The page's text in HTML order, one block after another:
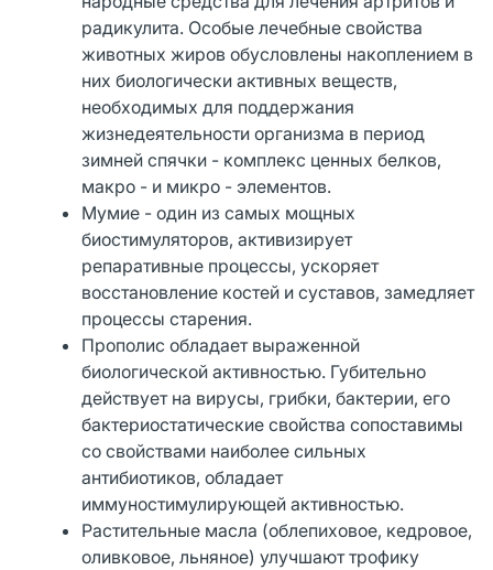
радикулита. Особые лечебные свойства
животных жиров обусловлены накоплением в
них биологически активных веществ,
необходимых для поддержания
жизнедеятельности организма в период
зимней спячки - комплекс ценных белков,
макро - и микро - элементов.
Мумие - один из самых мощных
биостимуляторов, активизирует
репаративные процессы, ускоряет
восстановление костей и суставов, замедляет
процессы старения.
Прополис обладает выраженной
биологической активностью. Губительно
действует на вирусы, грибки, бактерии, его
бактериостатические свойства сопоставимы
со свойствами наиболее сильных
антибиотиков, обладает
иммуностимулирующей активностью.
Растительные масла (облепиховое, кедровое,
оливковое, льняное) улучшают трофику